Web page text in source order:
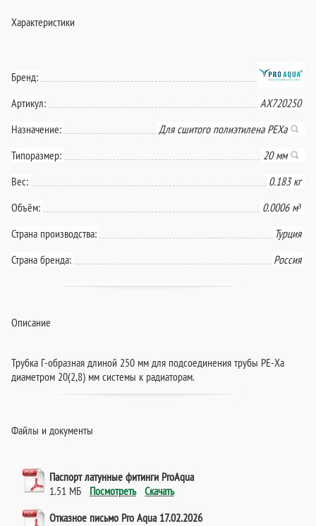
Характеристики
Бренд:
Артикул:
AX720250
Назначение:
Для сшитого полиэтилена PEXa
Типоразмер:
20 мм
Вес:
0.183 кг
Объём:
0.0006 м³
Страна производства:
Турция
Страна бренда:
Россия
Описание
Трубка Г-образная длиной 250 мм для подсоединения трубы PE-Xa
диаметром 20(2,8) мм системы к радиаторам.
Файлы и документы
Паспорт латунные фитинги ProAqua
1.51 МБ Посмотреть Скачать
Отказное письмо Pro Aqua 17.02.2026